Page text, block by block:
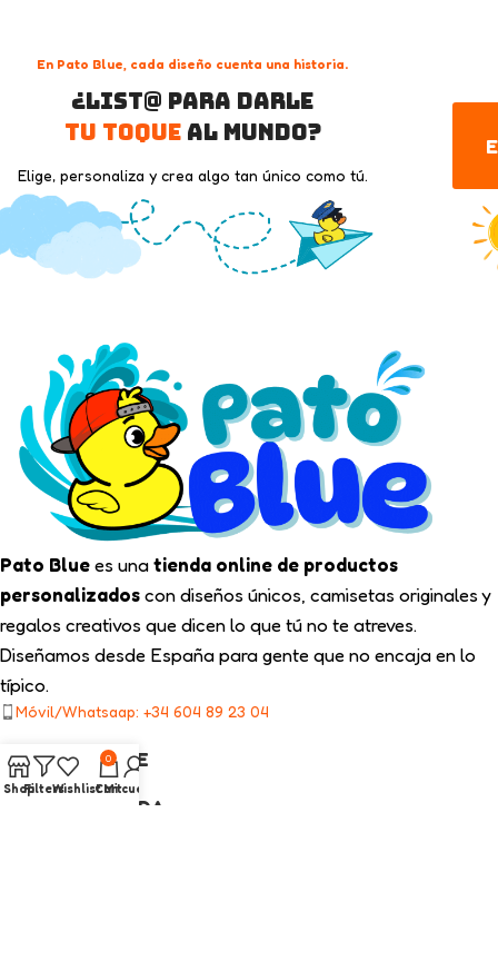
En Pato Blue, cada diseño cuenta una historia.
¿List@ para darle
tu toqueal mundo?
Elige, personaliza y crea algo tan único como tú.
Pato Bluees unatienda online de productos
personalizadoscon diseños únicos, camisetas originales y
regalos creativos que dicen lo que tú no te atreves.
Diseñamos desde España para gente que no encaja en lo
típico.
Móvil/Whatsaap: +34 604 89 23 04
TIPS PATO BLUE
NUESTRA TIENDA
ShopFiltersWishlist
0
Cart
Mi cuenta